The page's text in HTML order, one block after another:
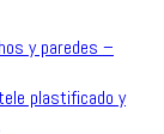
y paredes –
plastificado y